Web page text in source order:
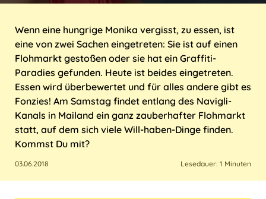
Kroatien
Malta
Österreich
Polen
Taiwan
Thailand
Wenn eine hungrige Monika vergisst, zu essen, ist
eine von zwei Sachen eingetreten: Sie ist auf einen
Flohmarkt gestoßen oder sie hat ein Graffiti-
Paradies gefunden. Heute ist beides eingetreten.
Essen wird überbewertet und für alles andere gibt es
Fonzies! Am Samstag findet entlang des Navigli-
Kanals in Mailand ein ganz zauberhafter Flohmarkt
statt, auf dem sich viele Will-haben-Dinge finden.
Kommst Du mit?
03.06.2018 Lesedauer: 1 Minuten